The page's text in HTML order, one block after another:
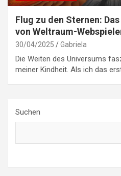
Flug zu den Sternen:
von Weltraum-
30/04/2025 Gabriela
Die Weiten des Universums
meiner Kindheit. Als ich das
Suchen